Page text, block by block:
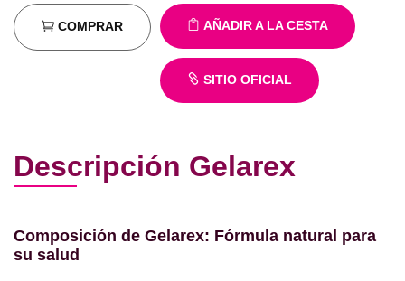
AÑADIR A LA CESTA
COMPRAR
SITIO OFICIAL
Descripción Gelarex
Composición de Gelarex: Fórmula natural para
su salud